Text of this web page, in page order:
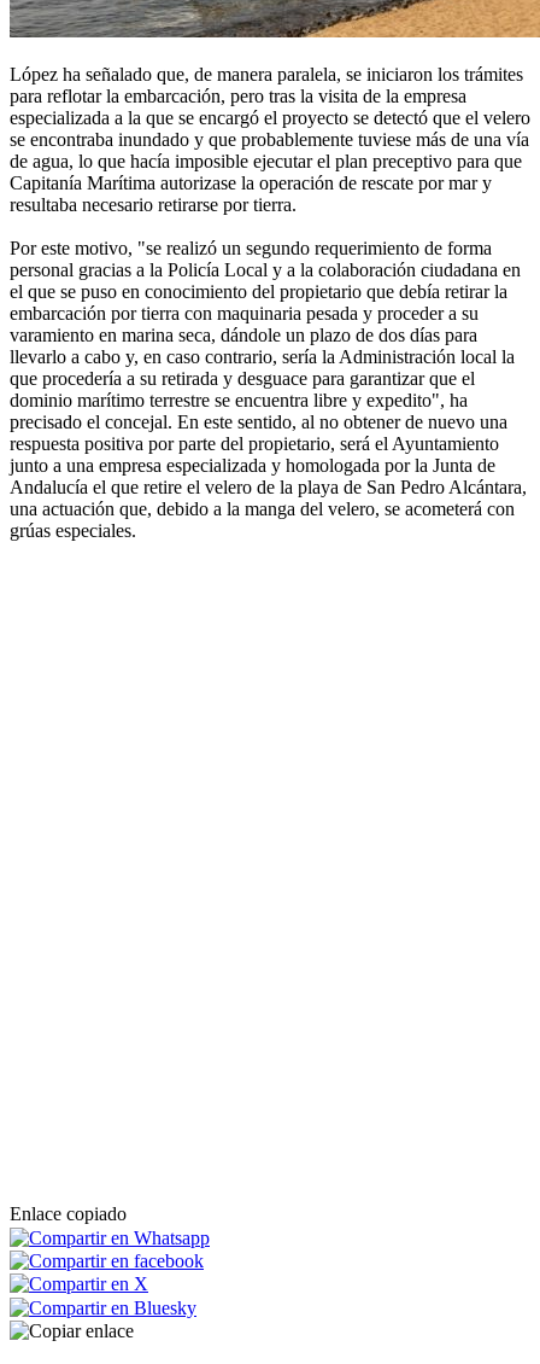
López ha señalado que, de manera paralela, se iniciaron los trámites
para reflotar la embarcación, pero tras la visita de la empresa
especializada a la que se encargó el proyecto se detectó que el velero
se encontraba inundado y que probablemente tuviese más de una vía
de agua, lo que hacía imposible ejecutar el plan preceptivo para que
Capitanía Marítima autorizase la operación de rescate por mar y
resultaba necesario retirarse por tierra.
Por este motivo, "se realizó un segundo requerimiento de forma
personal gracias a la Policía Local y a la colaboración ciudadana en
el que se puso en conocimiento del propietario que debía retirar la
embarcación por tierra con maquinaria pesada y proceder a su
varamiento en marina seca, dándole un plazo de dos días para
llevarlo a cabo y, en caso contrario, sería la Administración local la
que procedería a su retirada y desguace para garantizar que el
dominio marítimo terrestre se encuentra libre y expedito", ha
precisado el concejal. En este sentido, al no obtener de nuevo una
respuesta positiva por parte del propietario, será el Ayuntamiento
junto a una empresa especializada y homologada por la Junta de
Andalucía el que retire el velero de la playa de San Pedro Alcántara,
una actuación que, debido a la manga del velero, se acometerá con
grúas especiales.
Enlace copiado